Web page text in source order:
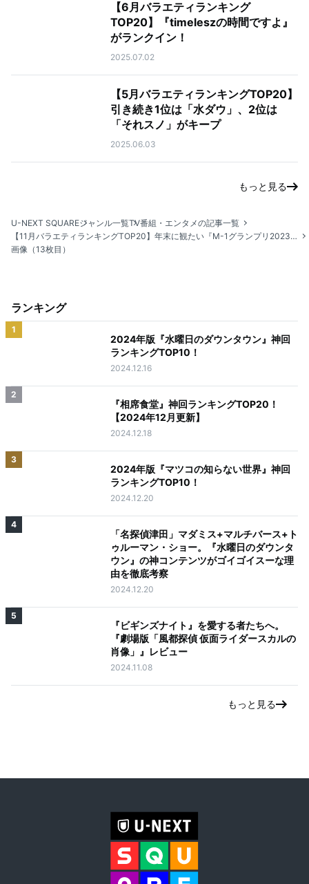
【6月バラエティランキング
TOP20】『timeleszの時間ですよ』
がランクイン！
2025.07.02
【5月バラエティランキングTOP20】
引き続き1位は「水ダウ」、2位は
「それスノ」がキープ
2025.06.03
もっと見る
U-NEXT SQUAREジャンル一覧TV番組・エンタメの記事一覧
【11月バラエティランキングTOP20】年末に観たい『M-1グランプリ2023』『キングオブコント2024（お笑いの日2024）』などお笑い番組が多数ランクイン！
画像（13枚目）
ランキング
1
2024年版『水曜日のダウンタウン』神回
ランキングTOP10！
2024.12.16
2
『相席食堂』神回ランキングTOP20！
【2024年12月更新】
2024.12.18
3
2024年版『マツコの知らない世界』神回
ランキングTOP10！
2024.12.20
4
「名探偵津田」マダミス+マルチバース+ト
ゥルーマン・ショー。『水曜日のダウンタ
ウン』の神コンテンツがゴイゴイスーな理
由を徹底考察
2024.12.20
5
『ビギンズナイト』を愛する者たちへ。
『劇場版「風都探偵 仮面ライダースカルの
肖像」』レビュー
2024.11.08
もっと見る